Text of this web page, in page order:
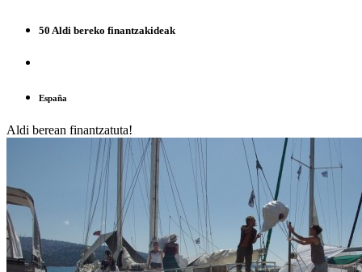
50 Aldi bereko finantzakideak
España
Aldi berean finantzatuta!